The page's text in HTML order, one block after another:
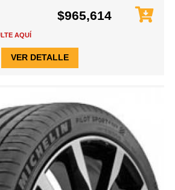
$965,614
AQUÍ
VER DETALLE